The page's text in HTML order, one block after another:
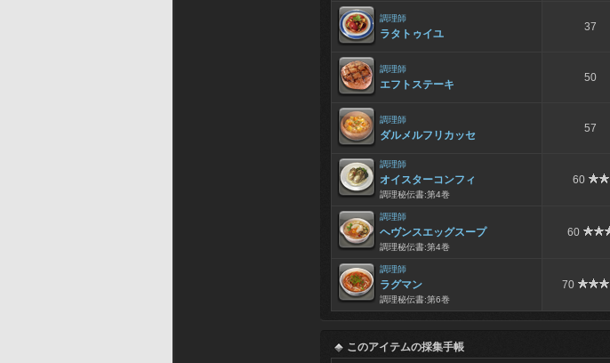
調理師
ラタトゥイユ
37
調理師
エフトステーキ
50
調理師
ダルメルフリカッセ
57
調理師
オイスターコンフィ
調理秘伝書:第4巻
60
調理師
ヘヴンスエッグスープ
調理秘伝書:第4巻
60
調理師
ラグマン
調理秘伝書:第6巻
70
このアイテムの採集手帳